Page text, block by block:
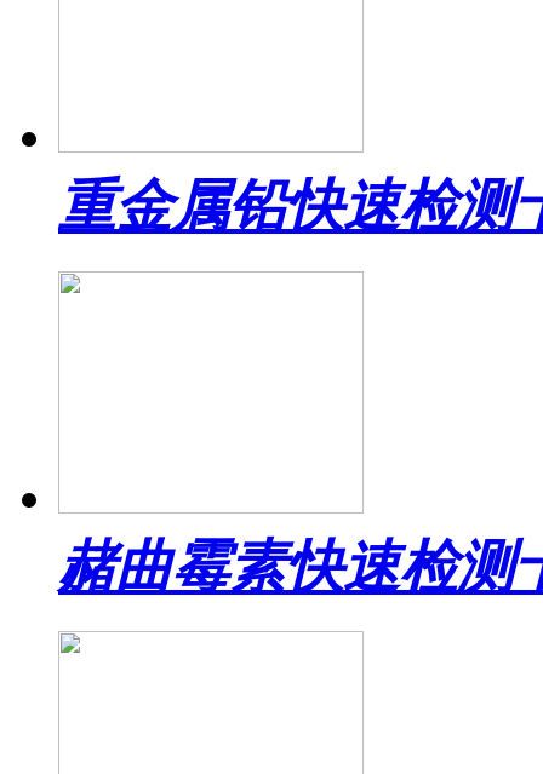
重金属铅快速检测
赭曲霉素快速检测